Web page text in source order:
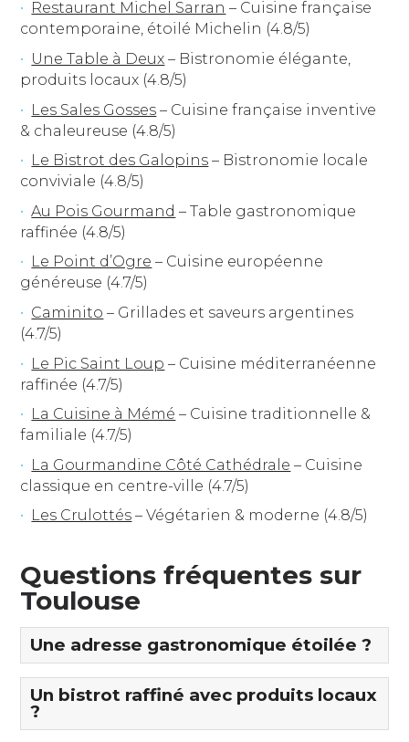
Restaurant Michel Sarran – Cuisine française
contemporaine, étoilé Michelin (4.8/5)
Une Table à Deux – Bistronomie élégante,
produits locaux (4.8/5)
Les Sales Gosses – Cuisine française inventive
& chaleureuse (4.8/5)
Le Bistrot des Galopins – Bistronomie locale
conviviale (4.8/5)
Au Pois Gourmand – Table gastronomique
raffinée (4.8/5)
Le Point d’Ogre – Cuisine européenne
généreuse (4.7/5)
Caminito – Grillades et saveurs argentines
(4.7/5)
Le Pic Saint Loup – Cuisine méditerranéenne
raffinée (4.7/5)
La Cuisine à Mémé – Cuisine traditionnelle &
familiale (4.7/5)
La Gourmandine Côté Cathédrale – Cuisine
classique en centre-ville (4.7/5)
Les Crulottés – Végétarien & moderne (4.8/5)
Questions fréquentes sur
Toulouse
Une adresse gastronomique étoilée ?
Un bistrot raffiné avec produits locaux
?